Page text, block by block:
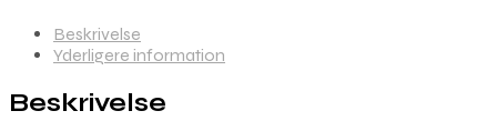
Beskrivelse
Yderligere information
Beskrivelse